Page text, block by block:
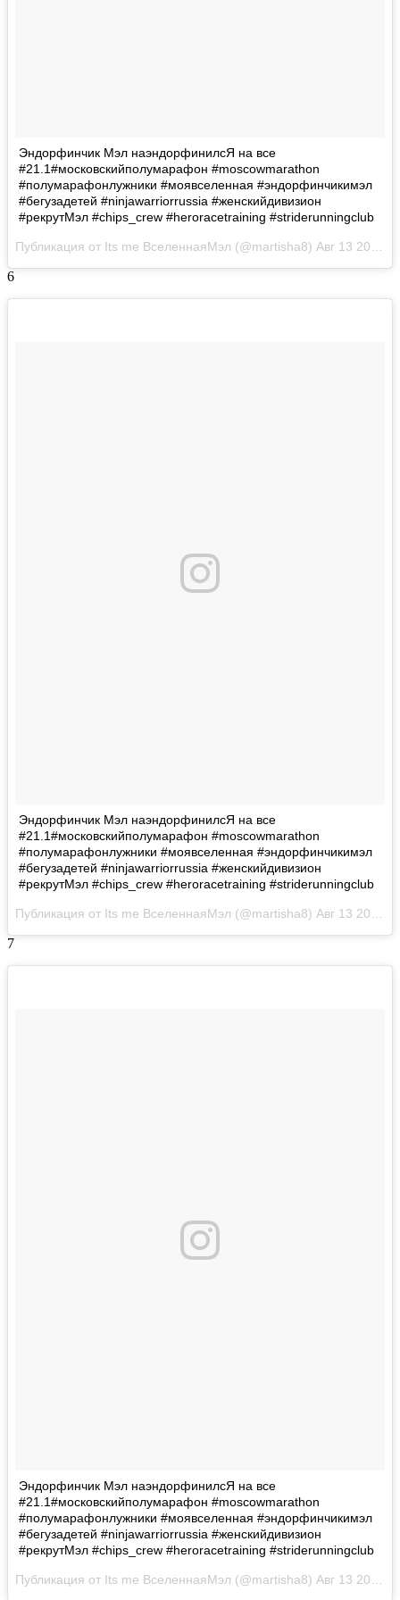
Эндорфинчик Мэл наэндорфинилсЯ на все
#21.1#московскийполумарафон #moscowmarathon
#полумарафонлужники #моявселенная #эндорфинчикимэл
#бегузадетей #ninjawarriorrussia #женскийдивизион
#рекрутМэл #chips_crew #heroracetraining #striderunningclub
Публикация от Its me ВселеннаяМэл (@martisha8) Авг 13 2017 в 12:58 PDT
6
Эндорфинчик Мэл наэндорфинилсЯ на все
#21.1#московскийполумарафон #moscowmarathon
#полумарафонлужники #моявселенная #эндорфинчикимэл
#бегузадетей #ninjawarriorrussia #женскийдивизион
#рекрутМэл #chips_crew #heroracetraining #striderunningclub
Публикация от Its me ВселеннаяМэл (@martisha8) Авг 13 2017 в 12:58 PDT
7
Эндорфинчик Мэл наэндорфинилсЯ на все
#21.1#московскийполумарафон #moscowmarathon
#полумарафонлужники #моявселенная #эндорфинчикимэл
#бегузадетей #ninjawarriorrussia #женскийдивизион
#рекрутМэл #chips_crew #heroracetraining #striderunningclub
Публикация от Its me ВселеннаяМэл (@martisha8) Авг 13 2017 в 12:58 PDT